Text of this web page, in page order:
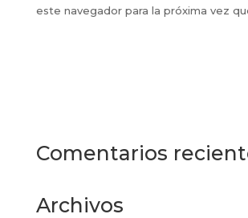
este navegador para la próxima vez
Comentarios
Archivos